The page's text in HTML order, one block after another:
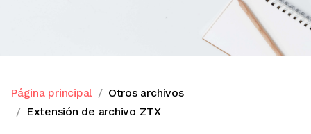
Página principal
Otros archivos
Extensión de archivo ZTX